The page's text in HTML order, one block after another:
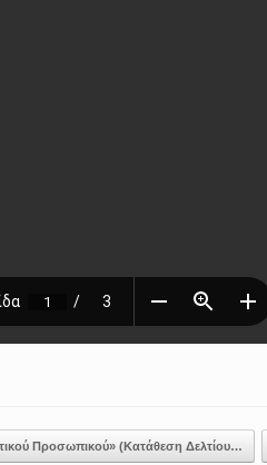
Προσωπικού» (Κατάθεση Δελτίου…